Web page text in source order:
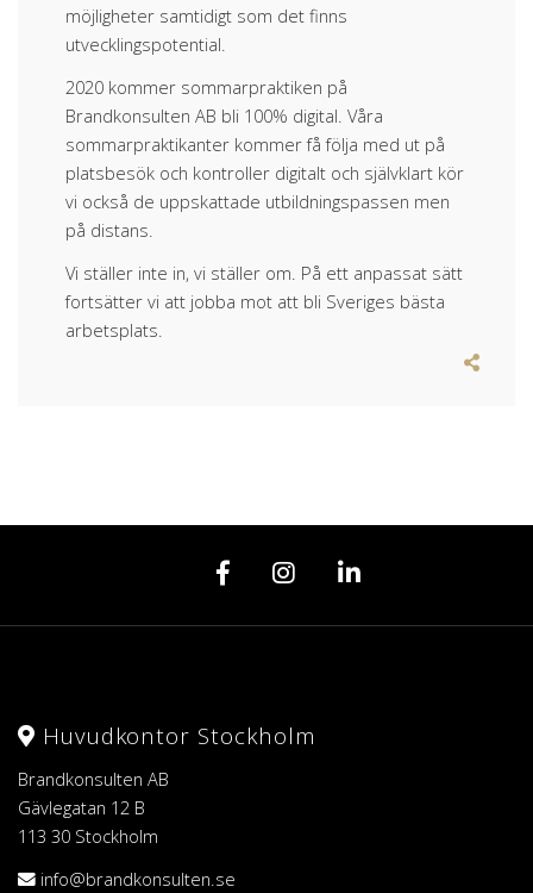
möjligheter samtidigt som det finns
utvecklingspotential.
2020 kommer sommarpraktiken på
Brandkonsulten AB bli 100% digital. Våra
sommarpraktikanter kommer få följa med ut på
platsbesök och kontroller digitalt och självklart kör
vi också de uppskattade utbildningspassen men
på distans.
Vi ställer inte in, vi ställer om. På ett anpassat sätt
fortsätter vi att jobba mot att bli Sveriges bästa
arbetsplats.
Huvudkontor Stockholm
Brandkonsulten AB
Gävlegatan 12 B
113 30 Stockholm
info@brandkonsulten.se